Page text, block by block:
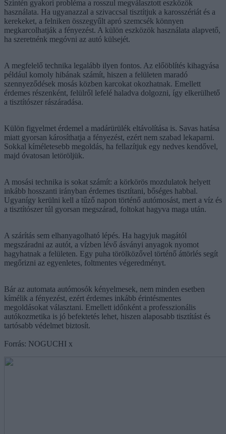
Szintén gyakori probléma a rosszul megválasztott eszközök
használata. Ha ugyanazzal a szivaccsal tisztítjuk a karosszériát és a
kerekeket, a felniken összegyűlt apró szemcsék könnyen
megkarcolhatják a fényezést. A külön eszközök használata alapvető,
ha szeretnénk megóvni az autó külsejét.
A megfelelő technika legalább ilyen fontos. Az előöblítés kihagyása
például komoly hibának számít, hiszen a felületen maradó
szennyeződések mosás közben karcokat okozhatnak. Emellett
érdemes részenként, felülről lefelé haladva dolgozni, így elkerülhető
a tisztítószer rászáradása.
Külön figyelmet érdemel a madárürülék eltávolítása is. Savas hatása
miatt gyorsan károsíthatja a fényezést, ezért nem szabad lekaparni.
Sokkal kíméletesebb megoldás, ha fellazítjuk egy nedves kendővel,
majd óvatosan letöröljük.
A mosási technika is sokat számít: a körkörös mozdulatok helyett
inkább hosszanti irányban érdemes tisztítani, bőséges habbal.
Ugyanígy kerülni kell a tűző napon történő autómosást, mert a víz és
a tisztítószer túl gyorsan megszárad, foltokat hagyva maga után.
A szárítás sem elhanyagolható lépés. Ha hagyjuk magától
megszáradni az autót, a vízben lévő ásványi anyagok nyomot
hagyhatnak a felületen. Egy puha törölközővel történő áttörlés segít
megőrizni az egyenletes, foltmentes végeredményt.
Bár az automata autómosók kényelmesek, nem minden esetben
kímélik a fényezést, ezért érdemes inkább érintésmentes
megoldásokat választani. Emellett időnként a professzionális
autókozmetika is jó befektetés lehet, hiszen alaposabb tisztítást és
tartósabb védelmet biztosít.
Forrás: NOGUCHI x